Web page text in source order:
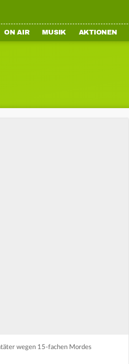
ON AIR MUSIK AKTIONEN
wegen 15-fachen Mordes